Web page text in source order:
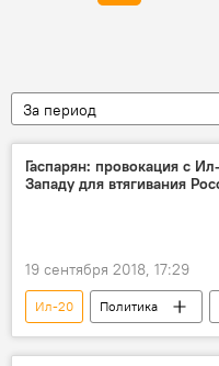
За период
Гаспарян: провокация с
Западу для втягивания
19 сентября 2018, 17:29
Ил-20 Политика
Мнение
Радио